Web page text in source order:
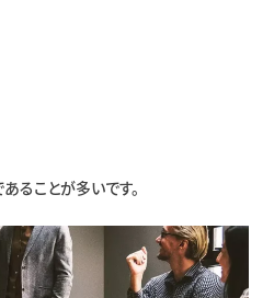
ることが多いです。